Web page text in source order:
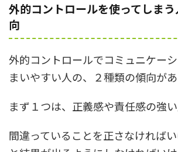
外的コントロールを使ってしま
向
外的コントロールでコミュニケー
まいやすい人の、２種類の傾向があ
まず１つは、正義感や責任感の強い
間違っていることを正さなければ